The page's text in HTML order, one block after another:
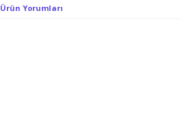
Ürün Yorumları